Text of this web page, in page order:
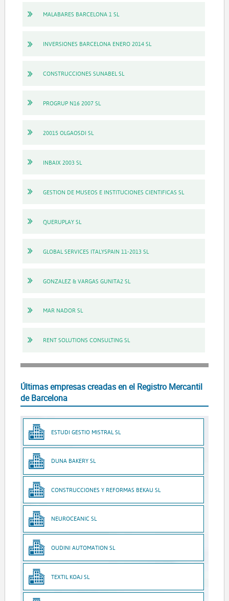
MALABARES BARCELONA 1 SL
INVERSIONES BARCELONA ENERO 2014 SL
CONSTRUCCIONES SUNABEL SL
PROGRUP N16 2007 SL
20015 OLGAOSDI SL
INBAIX 2003 SL
GESTION DE MUSEOS E INSTITUCIONES CIENTIFICAS SL
QUERUPLAY SL
GLOBAL SERVICES ITALYSPAIN 11-2013 SL
GONZALEZ & VARGAS GUNITA2 SL
MAR NADOR SL
RENT SOLUTIONS CONSULTING SL
Últimas empresas creadas en el Registro Mercantil
de Barcelona
ESTUDI GESTIO MISTRAL SL
DUNA BAKERY SL
CONSTRUCCIONES Y REFORMAS BEKAU SL
NEUROCEANIC SL
OUDINI AUTOMATION SL
TEXTIL KOAJ SL